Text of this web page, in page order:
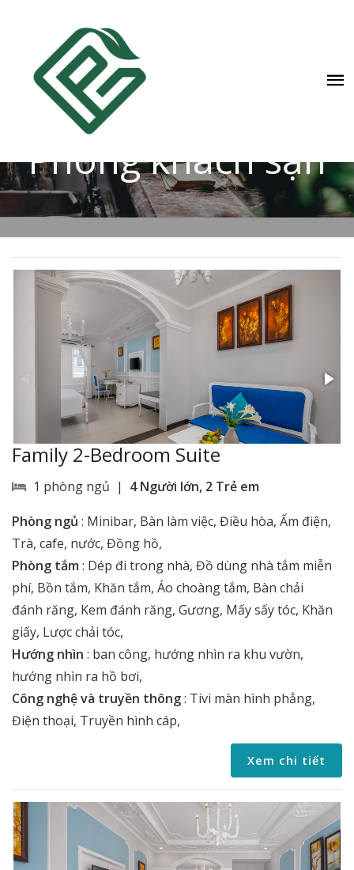
HOI AN GARDEN PALACE & SPA
Phòng khách sạn
Family 2-Bedroom Suite
1 phòng ngủ | 4 Người lớn, 2 Trẻ em
Phòng ngủ : Minibar, Bàn làm việc, Điều hòa, Ấm điện,
Trà, cafe, nước, Đồng hồ,
Phòng tắm : Dép đi trong nhà, Đồ dùng nhà tắm miễn
phí, Bồn tắm, Khăn tắm, Áo choàng tắm, Bàn chải
đánh răng, Kem đánh răng, Gương, Mấy sấy tóc, Khăn
giấy, Lược chải tóc,
Hướng nhìn : ban công, hướng nhìn ra khu vườn,
hướng nhìn ra hồ bơi,
Công nghệ và truyền thông: Tivi màn hình phẳng,
Điện thoại, Truyền hình cáp,
Xem chi tiết